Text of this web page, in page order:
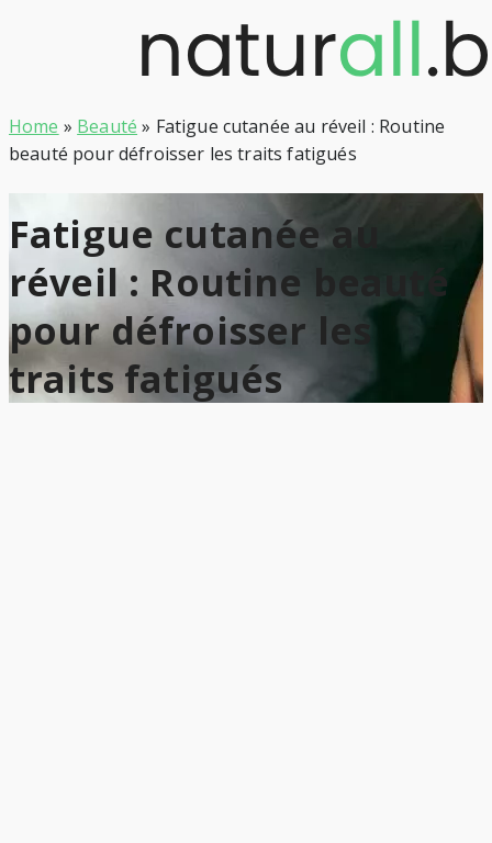
Home » Beauté » Fatigue cutanée au réveil : Routine
beauté pour défroisser les traits fatigués
Fatigue cutanée au
réveil : Routine beauté
pour défroisser les
traits fatigués